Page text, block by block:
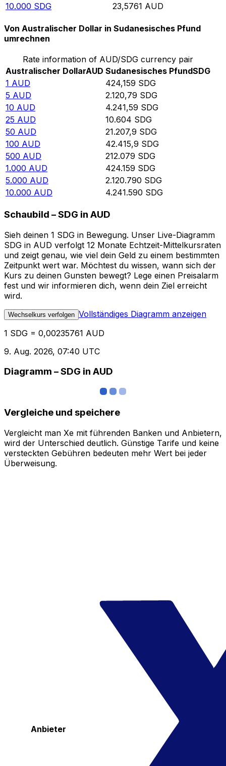
10.000 SDG 23,5761 AUD
Von Australischer Dollar in Sudanesisches Pfund
umrechnen
Rate information of AUD/SDG currency pair
Australischer DollarAUD Sudanesisches PfundSDG
1 AUD 424,159 SDG
5 AUD 2.120,79 SDG
10 AUD 4.241,59 SDG
25 AUD 10.604 SDG
50 AUD 21.207,9 SDG
100 AUD 42.415,9 SDG
500 AUD 212.079 SDG
1.000 AUD 424.159 SDG
5.000 AUD 2.120.790 SDG
10.000 AUD 4.241.590 SDG
Schaubild – SDG in AUD
Sieh deinen 1 SDG in Bewegung. Unser Live-Diagramm
SDG in AUD verfolgt 12 Monate Echtzeit-Mittelkursraten
und zeigt genau, wie viel dein Geld zu einem bestimmten
Zeitpunkt wert war. Möchtest du wissen, wann sich der
Kurs zu deinen Gunsten bewegt? Lege einen Preisalarm
fest und wir informieren dich, wenn dein Ziel erreicht
wird.
Wechselkurs verfolgen Vollständiges Diagramm anzeigen
1 SDG = 0,00235761 AUD
9. Aug. 2026, 07:40 UTC
Diagramm – SDG in AUD
Vergleiche und speichere
Vergleicht man Xe mit führenden Banken und Anbietern,
wird der Unterschied deutlich. Günstige Tarife und keine
versteckten Gebühren bedeuten mehr Wert bei jeder
Überweisung.
Anbieter